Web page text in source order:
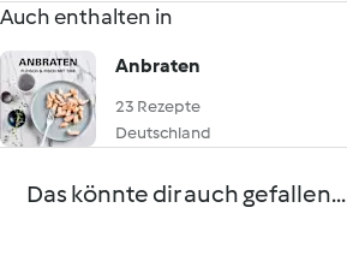
Auch enthalten in
Anbraten
23 Rezepte
Deutschland
Das könnte dir auch gefallen...